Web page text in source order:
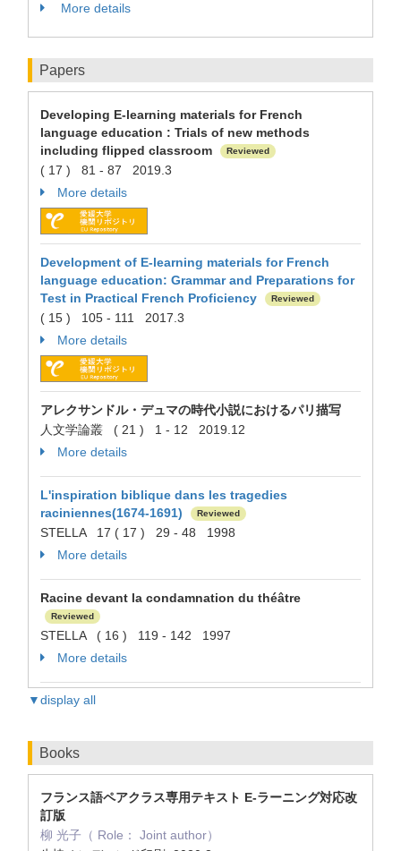
More details
Papers
Developing E-learning materials for French
language education : Trials of new methods
including flipped classroom
Reviewed
( 17 ) 81 - 87 2019.3
More details
Development of E-learning materials for French
language education: Grammar and Preparations for
Test in Practical French Proficiency
Reviewed
( 15 ) 105 - 111 2017.3
More details
アレクサンドル・デュマの時代小説におけるパリ描写
人文学論叢 ( 21 ) 1 - 12 2019.12
More details
L'inspiration biblique dans les tragedies
raciniennes(1674-1691)
Reviewed
STELLA 17 ( 17 ) 29 - 48 1998
More details
Racine devant la condamnation du théâtre
Reviewed
STELLA ( 16 ) 119 - 142 1997
More details
▼display all
Books
フランス語ペアクラス専用テキスト E-ラーニング対応改
訂版
柳 光子（ Role： Joint author）